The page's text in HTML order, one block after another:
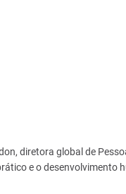
diretora global de
e o desenvolvimento